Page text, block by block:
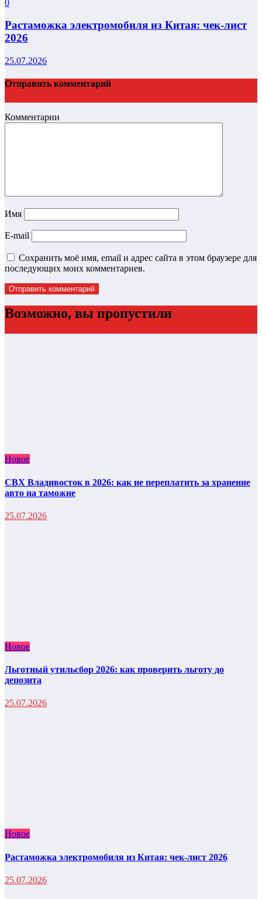
0
Растаможка электромобиля из Китая: чек-лист
2026
25.07.2026
Отправить комментарий
Комментарии
Имя
E-mail
Сохранить моё имя, email и адрес сайта в этом браузере для
последующих моих комментариев.
Возможно, вы пропустили
Новое
СВХ Владивосток в 2026: как не переплатить за хранение
авто на таможне
25.07.2026
Новое
Льготный утильсбор 2026: как проверить льготу до
депозита
25.07.2026
Новое
Растаможка электромобиля из Китая: чек-лист 2026
25.07.2026